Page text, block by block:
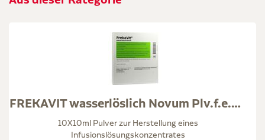
FREKAVIT wasserlöslich Novum Plv.f.e.K.z.H.Inf.-L.
10X10ml Pulver zur Herstellung eines
Infusionslösungskonzentrates